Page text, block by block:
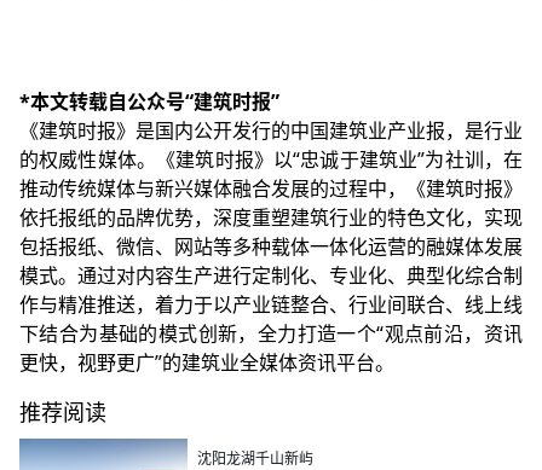
*本文转载自公众号“建筑时报”
《建筑时报》是国内公开发行的中国建筑业产业报，是行业
的权威性媒体。《建筑时报》以“忠诚于建筑业”为社训，在
推动传统媒体与新兴媒体融合发展的过程中，《建筑时报》
依托报纸的品牌优势，深度重塑建筑行业的特色文化，实现
包括报纸、微信、网站等多种载体一体化运营的融媒体发展
模式。通过对内容生产进行定制化、专业化、典型化综合制
作与精准推送，着力于以产业链整合、行业间联合、线上线
下结合为基础的模式创新，全力打造一个“观点前沿，资讯
更快，视野更广”的建筑业全媒体资讯平台。
推荐阅读
沈阳龙湖千山新屿